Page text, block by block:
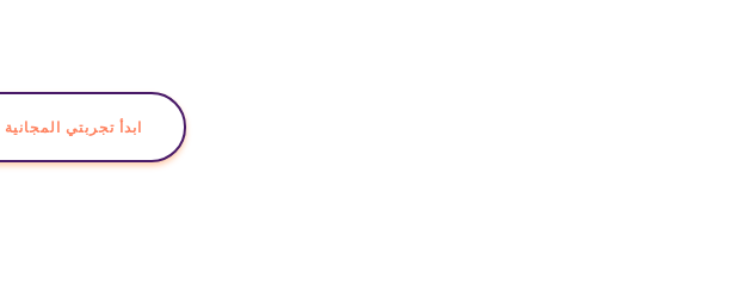
ابدأ تجربتي المجانية